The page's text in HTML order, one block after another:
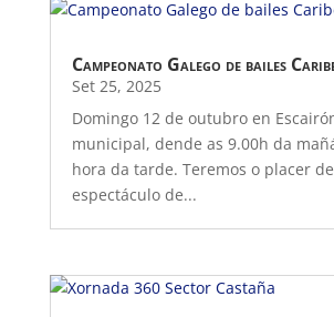
Campeonato Galego de bailes
Set 25, 2025
Domingo 12 de outubro en
municipal, dende as 9.00h da
hora da tarde. Teremos o placer
espectáculo de...